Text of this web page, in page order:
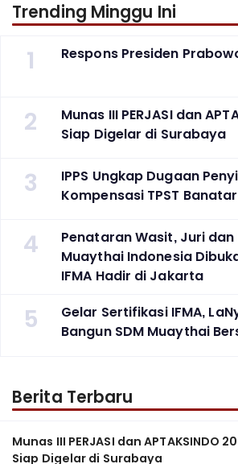
Trending Minggu Ini
1 Respons Presiden
2
Munas III PERJASI dan
Siap Digelar di Surabaya
3
IPPS Ungkap Dugaan
Kompensasi TPST
4
Penataran Wasit, Juri dan
Muaythai Indonesia
IFMA Hadir di Jakarta
5
Gelar Sertifikasi IFMA,
Bangun SDM Muaythai
Berita Terbaru
Munas III PERJASI dan APTAKSINDO
Siap Digelar di Surabaya